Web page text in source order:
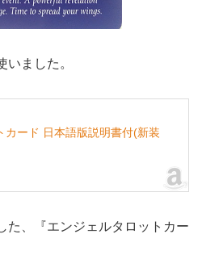
ました。
カード 日本語版説明書付(新装
た、『エンジェルタロットカー